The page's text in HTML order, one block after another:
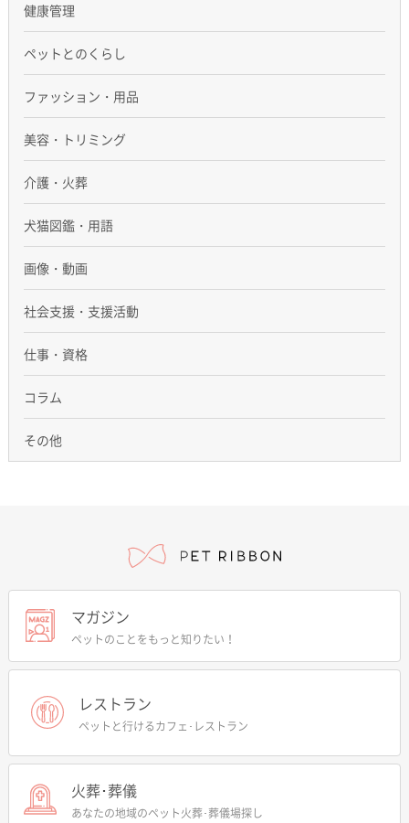
健康管理
ペットとのくらし
ファッション・用品
美容・トリミング
介護・火葬
犬猫図鑑・用語
画像・動画
社会支援・支援活動
仕事・資格
コラム
その他
マガジン
ペットのことをもっと知りたい！
レストラン
ペットと行けるカフェ･レストラン
火葬･葬儀
あなたの地域のペット火葬･葬儀場探し